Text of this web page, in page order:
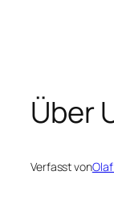
Über
Verfasst von